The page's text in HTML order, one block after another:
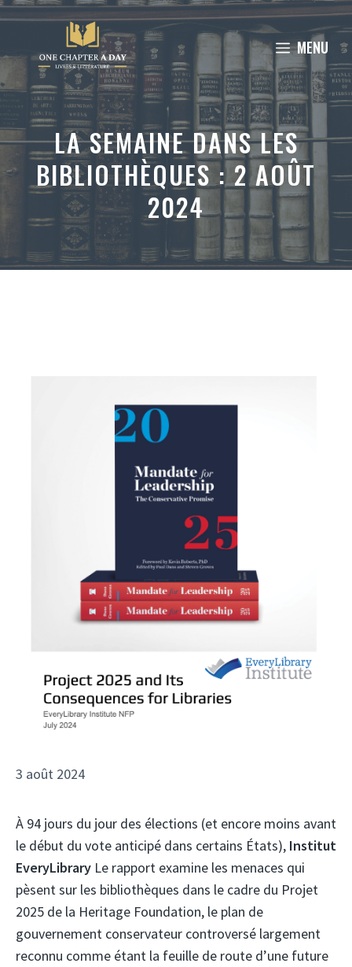
Aller
contenu
MENU
LA SEMAINE DANS LES
BIBLIOTHÈQUES : 2 AOÛT
2024
3 août 2024
À 94 jours du jour des élections (et encore moins avant
le début du vote anticipé dans certains États), Institut
EveryLibrary Le rapport examine les menaces qui
pèsent sur les bibliothèques dans le cadre du Projet
2025 de la Heritage Foundation, le plan de
gouvernement conservateur controversé largement
reconnu comme étant la feuille de route d’une future